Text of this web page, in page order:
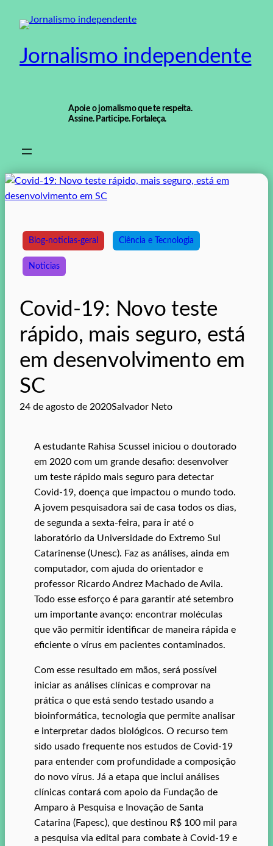
para
conteúdo
Jornalismo independente
Apoie o jornalismo que te respeita.
Assine. Participe. Fortaleça.
Blog-noticias-geral Ciência e Tecnologia
Noticias
Covid-19: Novo teste
rápido, mais seguro, está
em desenvolvimento em
SC
24 de agosto de 2020Salvador Neto
A estudante Rahisa Scussel iniciou o doutorado
em 2020 com um grande desafio: desenvolver
um teste rápido mais seguro para detectar
Covid-19, doença que impactou o mundo todo.
A jovem pesquisadora sai de casa todos os dias,
de segunda a sexta-feira, para ir até o
laboratório da Universidade do Extremo Sul
Catarinense (Unesc). Faz as análises, ainda em
computador, com ajuda do orientador e
professor Ricardo Andrez Machado de Avila.
Todo esse esforço é para garantir até setembro
um importante avanço: encontrar moléculas
que vão permitir identificar de maneira rápida e
eficiente o vírus em pacientes contaminados.
Com esse resultado em mãos, será possível
iniciar as análises clínicas e comprovar na
prática o que está sendo testado usando a
bioinformática, tecnologia que permite analisar
e interpretar dados biológicos. O recurso tem
sido usado frequente nos estudos de Covid-19
para entender com profundidade a composição
do novo vírus. Já a etapa que inclui análises
clínicas contará com apoio da Fundação de
Amparo à Pesquisa e Inovação de Santa
Catarina (Fapesc), que destinou R$ 100 mil para
a pesquisa via edital para combate à Covid-19 e